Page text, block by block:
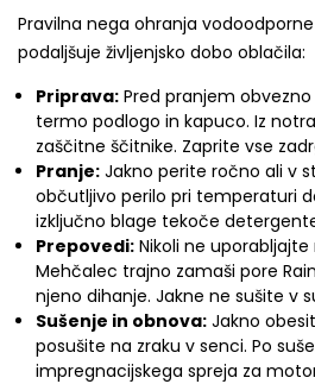
Pravilna nega ohranja
podaljšuje življenjsko dobo oblačila:
Priprava: Pred pranjem
termo podlogo in kapuco. Iz
zaščitne ščitnike. Zaprite vse
Pranje: Jakno perite ročno ali v
občutljivo perilo pri temperaturi
izključno blage tekoče
Prepovedi: Nikoli ne
Mehčalec trajno zamaši pore
njeno dihanje. Jakne ne sušite v
Sušenje in obnova: Jakno
posušite na zraku v senci. Po
impregnacijskega spreja za